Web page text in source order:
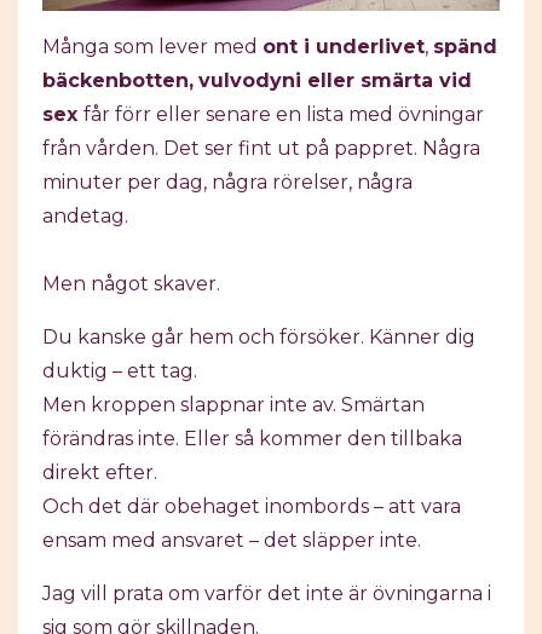
Många som lever med ont i underlivet, spänd
bäckenbotten, vulvodyni eller smärta vid
sex får förr eller senare en lista med övningar
från vården. Det ser fint ut på pappret. Några
minuter per dag, några rörelser, några
andetag.
Men något skaver.
Du kanske går hem och försöker. Känner dig
duktig – ett tag.
Men kroppen slappnar inte av. Smärtan
förändras inte. Eller så kommer den tillbaka
direkt efter.
Och det där obehaget inombords – att vara
ensam med ansvaret – det släpper inte.
Jag vill prata om varför det inte är övningarna i
sig som gör skillnaden.